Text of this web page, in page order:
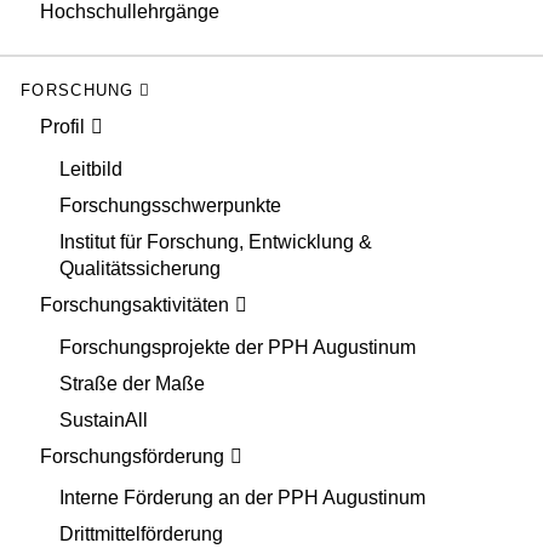
Hochschullehrgänge
FORSCHUNG
Profil
Leitbild
Forschungsschwerpunkte
Institut für Forschung, Entwicklung &
Qualitätssicherung
Forschungsaktivitäten
Forschungsprojekte der PPH Augustinum
Straße der Maße
SustainAll
Forschungsförderung
Interne Förderung an der PPH Augustinum
Drittmittelförderung